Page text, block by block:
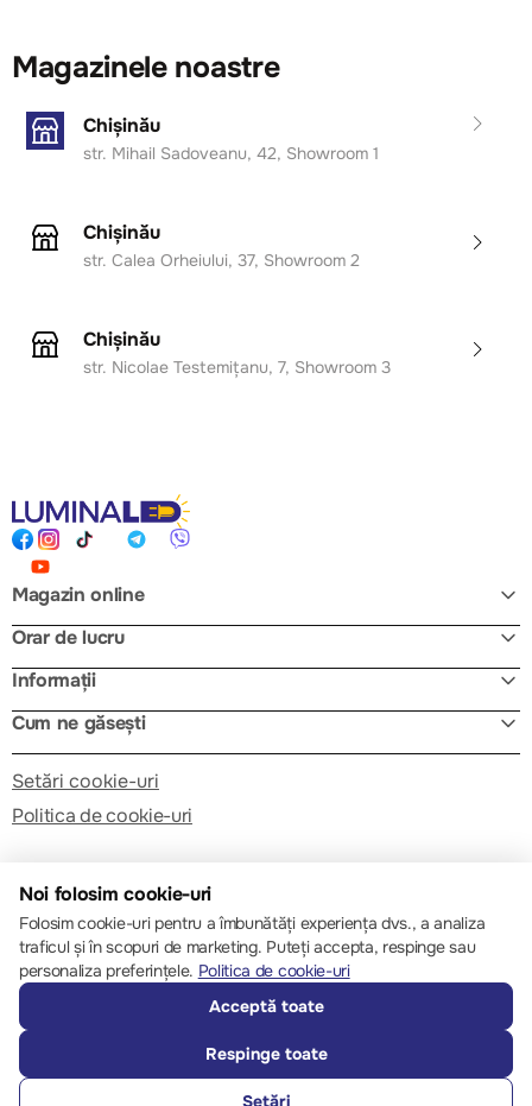
Magazinele noastre
Chișinău
str. Mihail Sadoveanu, 42, Showroom 1
Chișinău
str. Calea Orheiului, 37, Showroom 2
Chișinău
str. Nicolae Testemițanu, 7, Showroom 3
Magazin online
Orar de lucru
Informații
Cum ne găsești
Setări cookie-uri
Politica de cookie-uri
© 2013 – 2026 ECOM
Noi folosim cookie-uri
Folosim cookie-uri pentru a îmbunătăți experiența dvs., a analiza
traficul și în scopuri de marketing. Puteți accepta, respinge sau
personaliza preferințele. Politica de cookie-uri
Acceptă toate
Respinge toate
Setări